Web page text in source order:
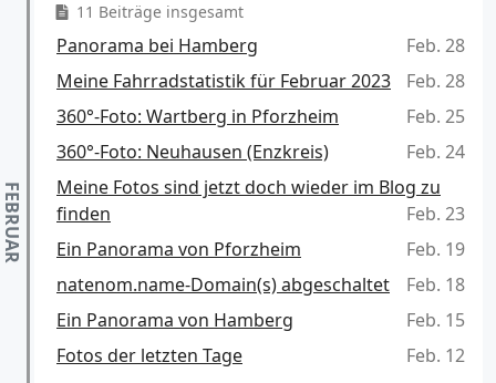
11 Beiträge insgesamt
Panorama bei Hamberg
Feb. 28
Meine Fahrradstatistik für Februar 2023
Feb. 28
360°-Foto: Wartberg in Pforzheim
Feb. 25
360°-Foto: Neuhausen (Enzkreis)
Feb. 24
Meine Fotos sind jetzt doch wieder im Blog zu
finden
Feb. 23
Ein Panorama von Pforzheim
Feb. 19
natenom.name-Domain(s) abgeschaltet
Feb. 18
Ein Panorama von Hamberg
Feb. 15
Fotos der letzten Tage
Feb. 12